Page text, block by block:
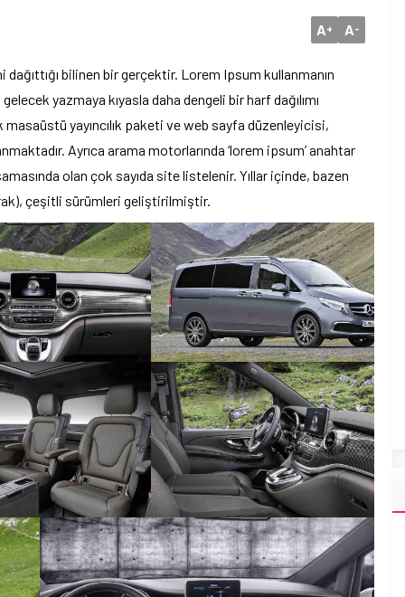
A+ A-
bilinen bir gerçektir. Lorem Ipsum kullanmanın
yazmaya kıyasla daha dengeli bir harf dağılımı
yayıncılık paketi ve web sayfa düzenleyicisi,
Ayrıca arama motorlarında ‘lorem ipsum’ anahtar
olan çok sayıda site listelenir. Yıllar içinde, bazen
çeşitli sürümleri geliştirilmiştir.